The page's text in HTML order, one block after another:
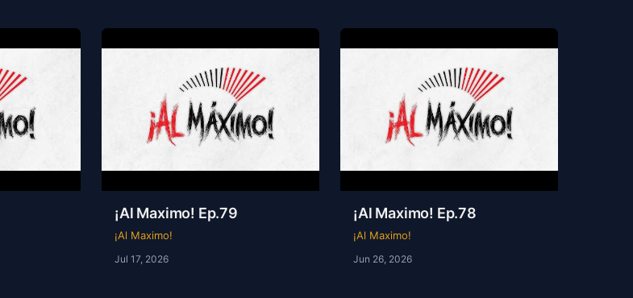
¡Al Maximo! Ep.79
¡Al Maximo!
Jul 17, 2026
¡Al Maximo! Ep.78
¡Al Maximo!
Jun 26, 2026